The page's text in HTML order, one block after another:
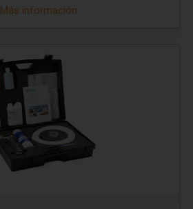
Más información